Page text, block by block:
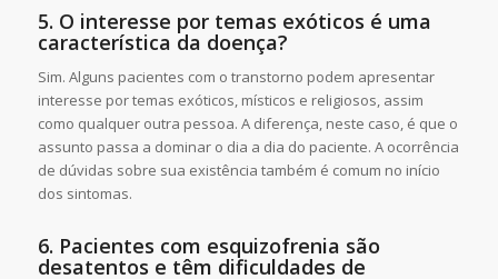
5. O interesse por temas exóticos é uma
característica da doença?
Sim. Alguns pacientes com o transtorno podem apresentar
interesse por temas exóticos, místicos e religiosos, assim
como qualquer outra pessoa. A diferença, neste caso, é que o
assunto passa a dominar o dia a dia do paciente. A ocorrência
de dúvidas sobre sua existência também é comum no início
dos sintomas.
6. Pacientes com esquizofrenia são
desatentos e têm dificuldades de